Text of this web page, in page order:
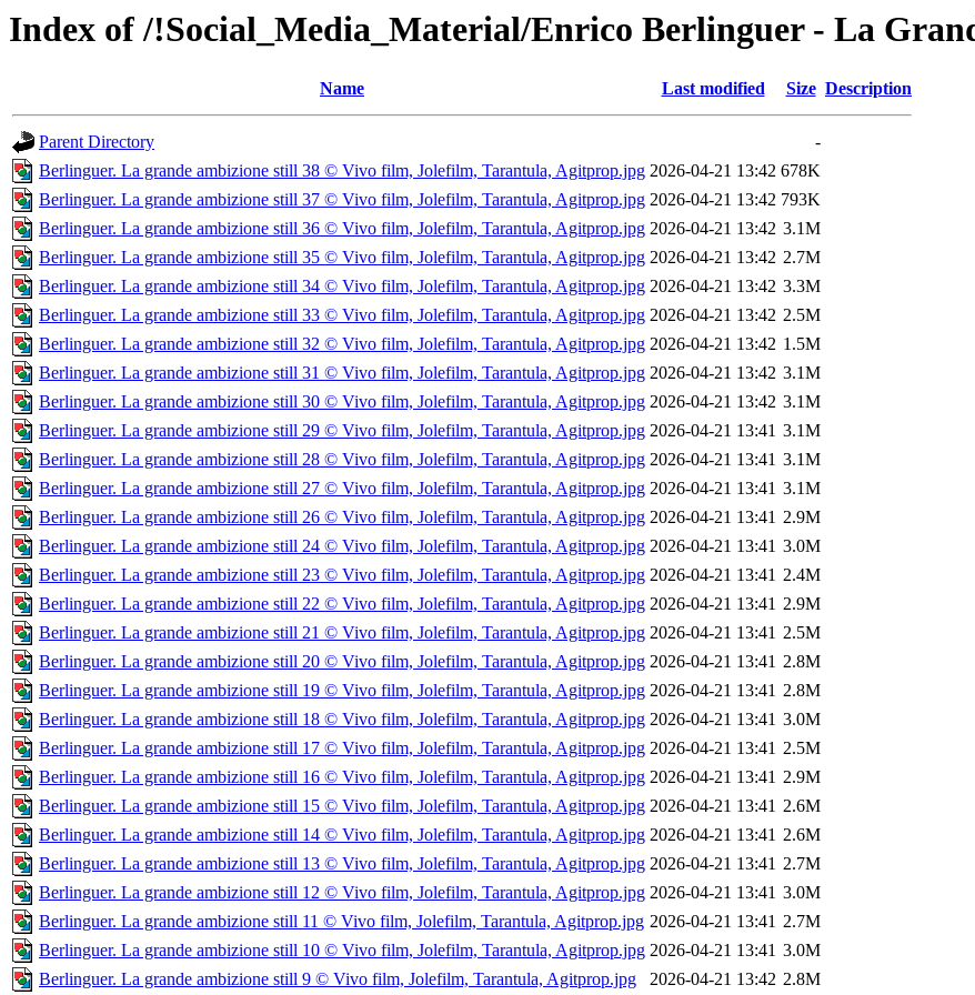
Index of /!Social_Media_Material/Enrico Berlinguer - La
Name Last modified Size Description
Parent Directory
-
Berlinguer. La grande ambizione still 38 © Vivo film, Jolefilm, Tarantula, Agitprop.jpg 2026-04-21 13:42 678K
Berlinguer. La grande ambizione still 37 © Vivo film, Jolefilm, Tarantula, Agitprop.jpg 2026-04-21 13:42 793K
Berlinguer. La grande ambizione still 36 © Vivo film, Jolefilm, Tarantula, Agitprop.jpg 2026-04-21 13:42 3.1M
Berlinguer. La grande ambizione still 35 © Vivo film, Jolefilm, Tarantula, Agitprop.jpg 2026-04-21 13:42 2.7M
Berlinguer. La grande ambizione still 34 © Vivo film, Jolefilm, Tarantula, Agitprop.jpg 2026-04-21 13:42 3.3M
Berlinguer. La grande ambizione still 33 © Vivo film, Jolefilm, Tarantula, Agitprop.jpg 2026-04-21 13:42 2.5M
Berlinguer. La grande ambizione still 32 © Vivo film, Jolefilm, Tarantula, Agitprop.jpg 2026-04-21 13:42 1.5M
Berlinguer. La grande ambizione still 31 © Vivo film, Jolefilm, Tarantula, Agitprop.jpg 2026-04-21 13:42 3.1M
Berlinguer. La grande ambizione still 30 © Vivo film, Jolefilm, Tarantula, Agitprop.jpg 2026-04-21 13:42 3.1M
Berlinguer. La grande ambizione still 29 © Vivo film, Jolefilm, Tarantula, Agitprop.jpg 2026-04-21 13:41 3.1M
Berlinguer. La grande ambizione still 28 © Vivo film, Jolefilm, Tarantula, Agitprop.jpg 2026-04-21 13:41 3.1M
Berlinguer. La grande ambizione still 27 © Vivo film, Jolefilm, Tarantula, Agitprop.jpg 2026-04-21 13:41 3.1M
Berlinguer. La grande ambizione still 26 © Vivo film, Jolefilm, Tarantula, Agitprop.jpg 2026-04-21 13:41 2.9M
Berlinguer. La grande ambizione still 24 © Vivo film, Jolefilm, Tarantula, Agitprop.jpg 2026-04-21 13:41 3.0M
Berlinguer. La grande ambizione still 23 © Vivo film, Jolefilm, Tarantula, Agitprop.jpg 2026-04-21 13:41 2.4M
Berlinguer. La grande ambizione still 22 © Vivo film, Jolefilm, Tarantula, Agitprop.jpg 2026-04-21 13:41 2.9M
Berlinguer. La grande ambizione still 21 © Vivo film, Jolefilm, Tarantula, Agitprop.jpg 2026-04-21 13:41 2.5M
Berlinguer. La grande ambizione still 20 © Vivo film, Jolefilm, Tarantula, Agitprop.jpg 2026-04-21 13:41 2.8M
Berlinguer. La grande ambizione still 19 © Vivo film, Jolefilm, Tarantula, Agitprop.jpg 2026-04-21 13:41 2.8M
Berlinguer. La grande ambizione still 18 © Vivo film, Jolefilm, Tarantula, Agitprop.jpg 2026-04-21 13:41 3.0M
Berlinguer. La grande ambizione still 17 © Vivo film, Jolefilm, Tarantula, Agitprop.jpg 2026-04-21 13:41 2.5M
Berlinguer. La grande ambizione still 16 © Vivo film, Jolefilm, Tarantula, Agitprop.jpg 2026-04-21 13:41 2.9M
Berlinguer. La grande ambizione still 15 © Vivo film, Jolefilm, Tarantula, Agitprop.jpg 2026-04-21 13:41 2.6M
Berlinguer. La grande ambizione still 14 © Vivo film, Jolefilm, Tarantula, Agitprop.jpg 2026-04-21 13:41 2.6M
Berlinguer. La grande ambizione still 13 © Vivo film, Jolefilm, Tarantula, Agitprop.jpg 2026-04-21 13:41 2.7M
Berlinguer. La grande ambizione still 12 © Vivo film, Jolefilm, Tarantula, Agitprop.jpg 2026-04-21 13:41 3.0M
Berlinguer. La grande ambizione still 11 © Vivo film, Jolefilm, Tarantula, Agitprop.jpg 2026-04-21 13:41 2.7M
Berlinguer. La grande ambizione still 10 © Vivo film, Jolefilm, Tarantula, Agitprop.jpg 2026-04-21 13:41 3.0M
Berlinguer. La grande ambizione still 9 © Vivo film, Jolefilm, Tarantula, Agitprop.jpg
2026-04-21 13:42 2.8M